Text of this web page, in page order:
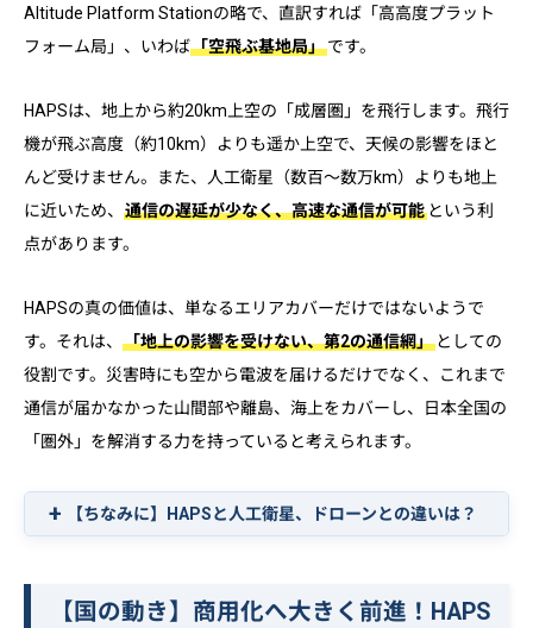
Altitude Platform Stationの略で、直訳すれば「高高度プラット
フォーム局」、いわば「空飛ぶ基地局」です。
HAPSは、地上から約20km上空の「成層圏」を飛行します。飛行
機が飛ぶ高度（約10km）よりも遥か上空で、天候の影響をほと
んど受けません。また、人工衛星（数百〜数万km）よりも地上
に近いため、 通信の遅延が少なく、高速な通信が可能という利
点があります。
HAPSの真の価値は、単なるエリアカバーだけではないようで
す。それは、 「地上の影響を受けない、第2の通信網」としての
役割です。災害時にも空から電波を届けるだけでなく、これまで
通信が届かなかった山間部や離島、海上をカバーし、日本全国の
「圏外」を解消する力を持っていると考えられます。
【ちなみに】HAPSと人工衛星、ドローンとの違いは？
【国の動き】商用化へ大きく前進！HAPS